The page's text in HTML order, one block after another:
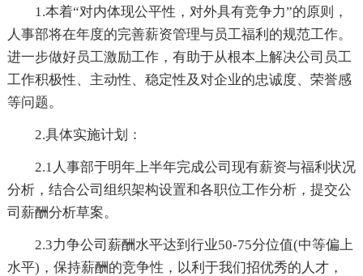
1.本着“对内体现公平性，对外具有竞争力”的原则，
人事部将在年度的完善薪资管理与员工福利的规范工作。
进一步做好员工激励工作，有助于从根本上解决公司员工
工作积极性、主动性、稳定性及对企业的忠诚度、荣誉感
等问题。
2.具体实施计划：
2.1人事部于明年上半年完成公司现有薪资与福利状况
分析，结合公司组织架构设置和各职位工作分析，提交公
司薪酬分析草案。
2.3力争公司薪酬水平达到行业50-75分位值(中等偏上
水平)，保持薪酬的竞争性，以利于我们招优秀的人才，